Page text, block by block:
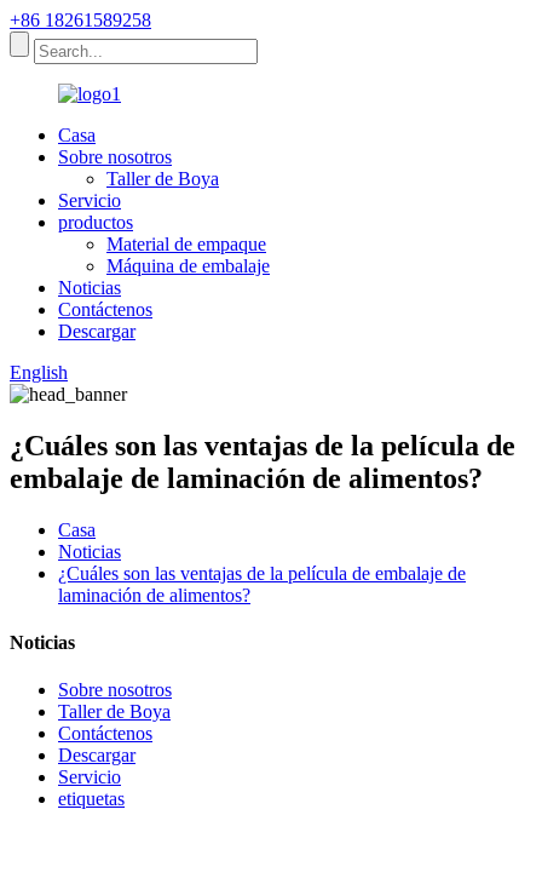
+86 18261589258
Casa
Sobre nosotros
Taller de Boya
Servicio
productos
Material de empaque
Máquina de embalaje
Noticias
Contáctenos
Descargar
English
¿Cuáles son las ventajas de la película de
embalaje de laminación de alimentos?
Casa
Noticias
¿Cuáles son las ventajas de la película de embalaje de
laminación de alimentos?
Noticias
Sobre nosotros
Taller de Boya
Contáctenos
Descargar
Servicio
etiquetas